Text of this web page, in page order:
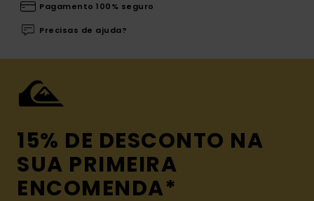
Pagamento 100% seguro
Precisas de ajuda?
15% DE DESCONTO NA
SUA PRIMEIRA
ENCOMENDA*